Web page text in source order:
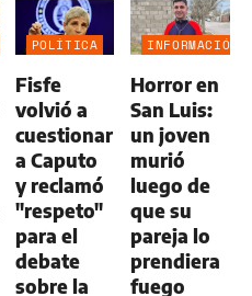
POLÍTICA
Fisfe
volvió a
cuestionar
a Caputo
y reclamó
"respeto"
para el
debate
sobre la
INFORMACIÓN
Horror en
San Luis:
un joven
murió
luego de
que su
pareja lo
prendiera
fuego